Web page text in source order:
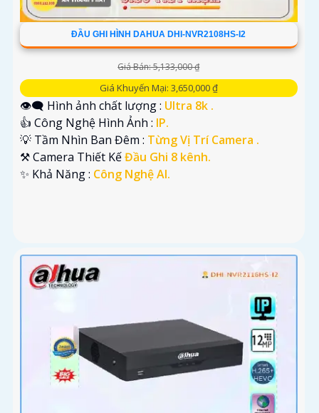
ĐẦU GHI HÌNH DAHUA DHI-NVR2108HS-I2
Giá Bán: 5,133,000 ₫
Giá Khuyến Mại: 3,650,000 ₫
👁️‍🗨 Hình ảnh chất lượng : Ultra 8k .
👍 Công Nghệ Hình Ảnh : IP.
💡 Tầm Nhìn Ban Đêm : Từng Vị Trí Camera .
⚒ Camera Thiết KếĐầu Ghi 8 kênh.
️✨ Khả Năng : Công Nghệ AI.